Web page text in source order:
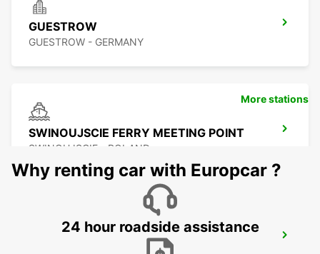
GUESTROW
GUESTROW - GERMANY
SWINOUJSCIE FERRY MEETING POINT
SWINOUJSCIE - POLAND
More stations
Why renting car with Europcar ?
24 hour roadside assistance